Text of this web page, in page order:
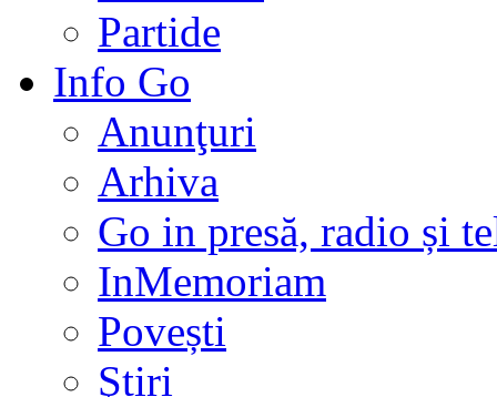
Partide
Info Go
Anunţuri
Arhiva
Go in presă, radio și
InMemoriam
Povești
Ştiri